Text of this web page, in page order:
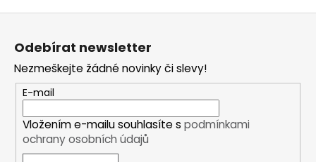
Z
Odebírat newsletter
Nezmeškejte žádné novinky či slevy!
E-mail
Vložením e-mailu souhlasíte s podmínkami
ochrany osobních údajů